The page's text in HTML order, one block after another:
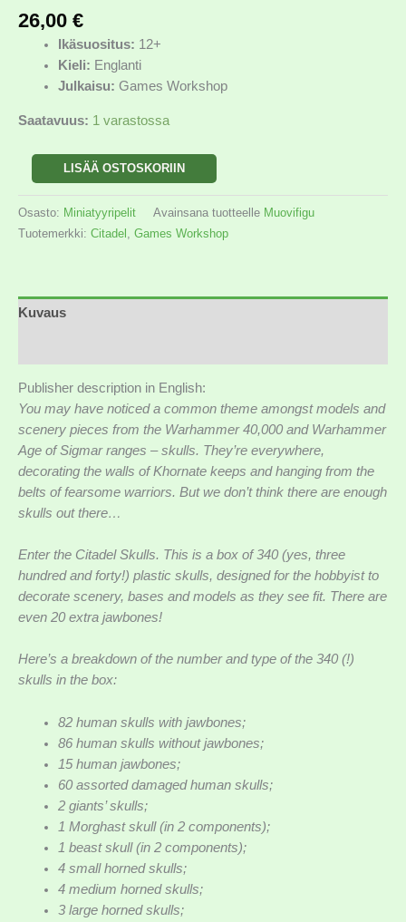
26,00 €
Ikäsuositus: 12+
Kieli: Englanti
Julkaisu: Games Workshop
Saatavuus: 1 varastossa
LISÄÄ OSTOSKORIIN
Osasto: Miniatyyripelit Avainsana tuotteelle Muovifigu
Tuotemerkki: Citadel Games Workshop
Kuvaus
Publisher description in English:
You may have noticed a common theme amongst models and
scenery pieces from the Warhammer 40,000 and Warhammer
Age of Sigmar ranges – skulls. They’re everywhere,
decorating the walls of Khornate keeps and hanging from the
belts of fearsome warriors. But we don’t think there are enough
skulls out there…
Enter the Citadel Skulls. This is a box of 340 (yes, three
hundred and forty!) plastic skulls, designed for the hobbyist to
decorate scenery, bases and models as they see fit. There are
even 20 extra jawbones!
Here’s a breakdown of the number and type of the 340 (!)
skulls in the box:
82 human skulls with jawbones;
86 human skulls without jawbones;
15 human jawbones;
60 assorted damaged human skulls;
2 giants’ skulls;
1 Morghast skull (in 2 components);
1 beast skull (in 2 components);
4 small horned skulls;
4 medium horned skulls;
3 large horned skulls;